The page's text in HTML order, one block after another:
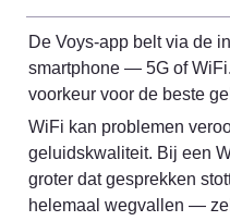
De Voys-app belt via de
smartphone — 5G of
voorkeur voor de beste
WiFi kan problemen
geluidskwaliteit. Bij een
groter dat gesprekken
helemaal wegvallen —